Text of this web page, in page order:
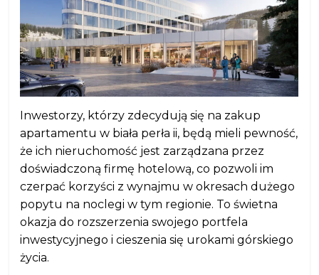
Inwestorzy, którzy zdecydują się na zakup
apartamentu w biała perła ii, będą mieli pewność,
że ich nieruchomość jest zarządzana przez
doświadczoną firmę hotelową, co pozwoli im
czerpać korzyści z wynajmu w okresach dużego
popytu na noclegi w tym regionie. To świetna
okazja do rozszerzenia swojego portfela
inwestycyjnego i cieszenia się urokami górskiego
życia.